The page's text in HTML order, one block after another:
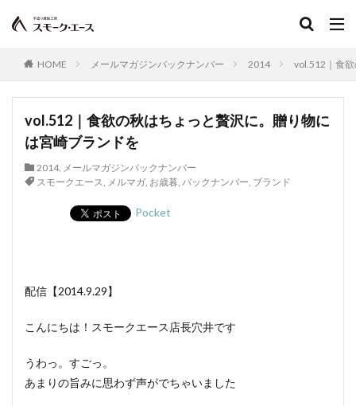
HOME メールマガジンバックナンバー 2014 vol.512｜食
vol.512｜食欲の秋はちょっと贅沢に。贈り物に
は宮崎ブランドを
2014, メールマガジンバックナンバー
スモークエース, メルマガ, お歳暮, バックナンバー, ブランド
Pocket
配信【2014.9.29】
こんにちは！スモークエース店長穴井です
うわっ。すごっ。
あまりの旨みに思わず声がでちゃいました